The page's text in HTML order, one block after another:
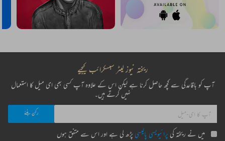
ریختہ نیوز لیٹر سبسکرائب کیجیے
آپ کو باقاعدگی سے کچھ حاصل کرنا ہے لیکن اس کے علاوہ آپ کسی بھی ای میل کا استعمال
نہیں کرتے ہیں۔
میں نے ریختہ کی پرائیویسی پالیسی پڑھ لی ہے اور اس سے متفق ہوں